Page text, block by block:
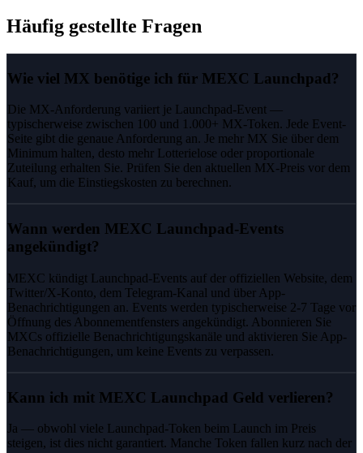
Häufig gestellte Fragen
Wie viel MX benötige ich für MEXC Launchpad?
Die MX-Anforderung variiert je Launchpad-Event —
typischerweise zwischen 100 und 1.000+ MX-Token. Jede Event-
Seite gibt die genaue Anforderung an. Je mehr MX Sie über dem
Minimum halten, desto mehr Lotterielose oder proportionale
Zuteilung erhalten Sie. Prüfen Sie den aktuellen MX-Preis vor dem
Kauf, um die Einstiegskosten zu berechnen.
Wann werden MEXC Launchpad-Events
angekündigt?
MEXC kündigt Launchpad-Events auf der offiziellen Website, dem
Twitter/X-Konto, dem Telegram-Kanal und über App-
Benachrichtigungen an. Events werden typischerweise 2-7 Tage vor
Öffnung des Abonnementfensters angekündigt. Abonnieren Sie
MXCs offizielle Benachrichtigungskanäle und aktivieren Sie App-
Benachrichtigungen, um keine Events zu verpassen.
Kann ich mit MEXC Launchpad Geld verlieren?
Ja — obwohl viele Launchpad-Token beim Launch im Preis
steigen, ist dies nicht garantiert. Manche Token fallen kurz nach der